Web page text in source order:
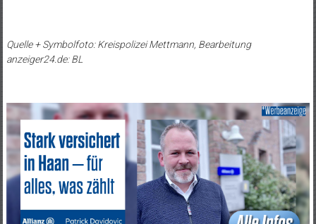
Quelle + Symbolfoto: Kreispolizei Mettmann, Bearbeitung
anzeiger24.de: BL